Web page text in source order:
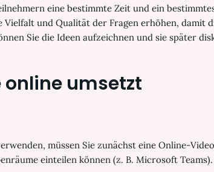
eine bestimmte Zeit und ein
und Qualität der Fragen erhöhen, damit
Sie die Ideen aufzeichnen und sie später
online umsetzt
müssen Sie zunächst eine Online-
einteilen können (z. B. Microsoft